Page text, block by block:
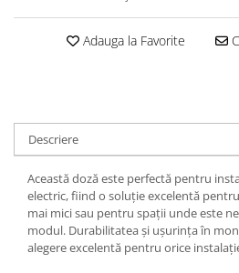
Adauga la Favorite
Descriere
Această doză este perfectă pentru
electric, fiind o soluție excelentă
mai mici sau pentru spații unde este
modul. Durabilitatea și ușurința în
alegere excelentă pentru orice